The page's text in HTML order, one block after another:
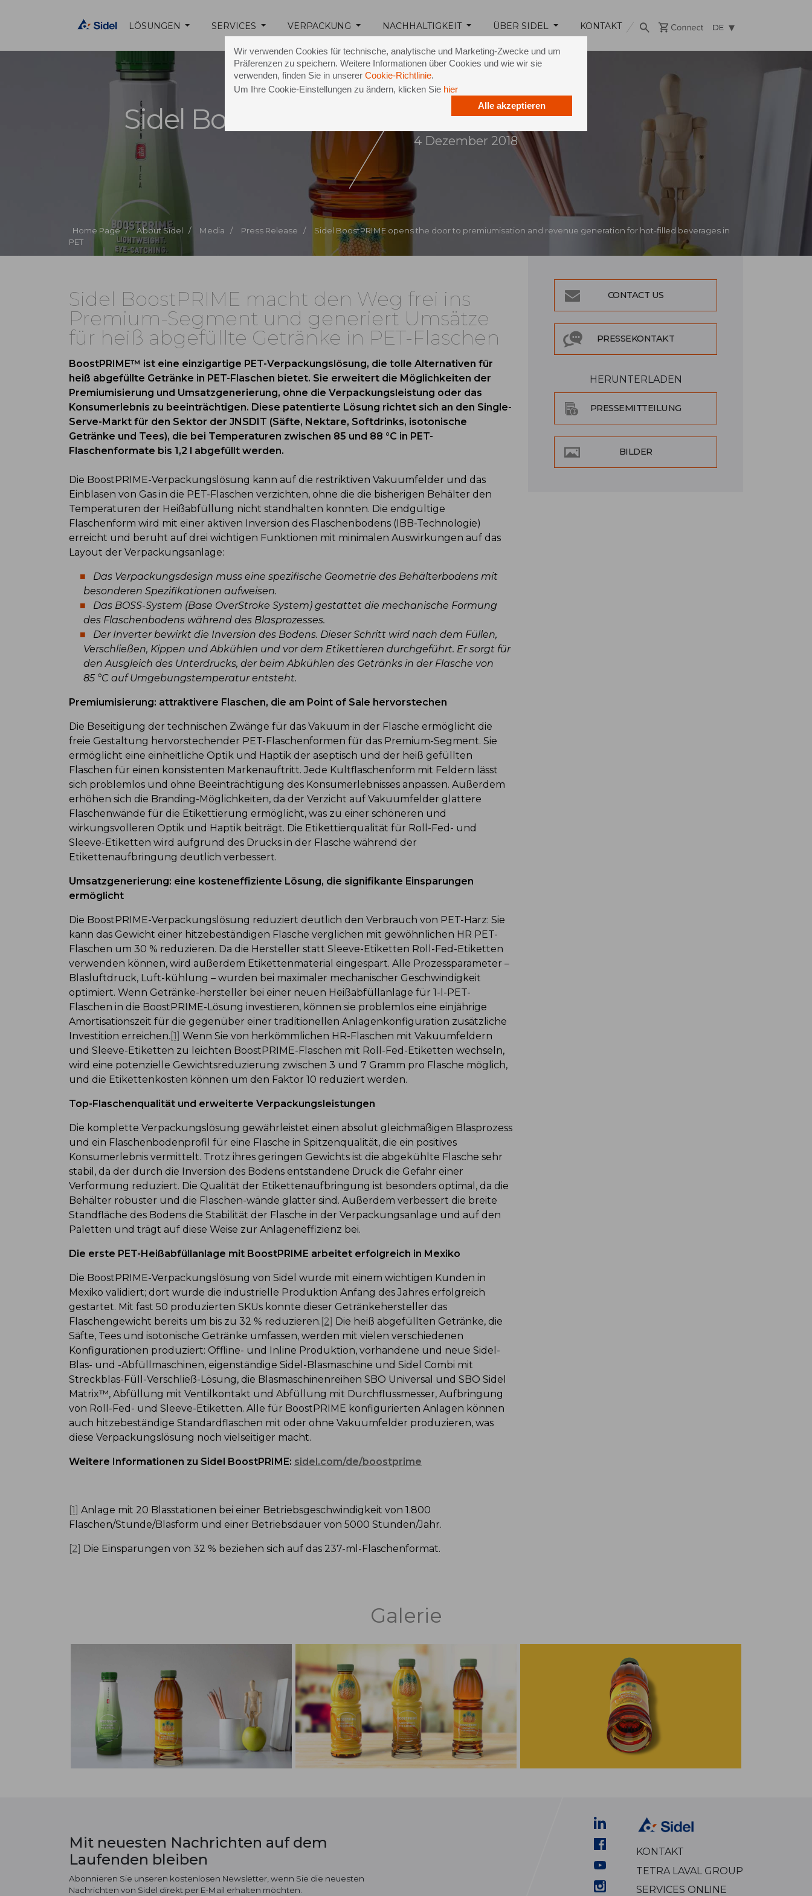
Wir verwenden Cookies für technische, analytische und Marketing-Zwecke und um
Präferenzen zu speichern. Weitere Informationen über Cookies und wie wir sie
verwenden, finden Sie in unserer Cookie-Richtlinie.
Um Ihre Cookie-Einstellungen zu ändern, klicken Sie hier
Alle akzeptieren
LÖSUNGEN SERVICES VERPACKUNG NACHHALTIGKEIT ÜBER SIDEL KONTAKT DE
Home Page / About Sidel / Media / Press Release /
Sidel BoostPRIME opens the door to premiumisation and revenue generation for hot-filled beverages in
PET
Sidel BoostPRIME
4 Dezember 2018
Sidel BoostPRIME macht den Weg frei ins
Premium-Segment und generiert Umsätze
für heiß abgefüllte Getränke in PET-Flaschen
BoostPRIME™ ist eine einzigartige PET-Verpackungslösung, die tolle Alternativen für
heiß abgefüllte Getränke in PET-Flaschen bietet. Sie erweitert die Möglichkeiten der
Premiumisierung und Umsatzgenerierung, ohne die Verpackungsleistung oder das
Konsumerlebnis zu beeinträchtigen. Diese patentierte Lösung richtet sich an den Single-
Serve-Markt für den Sektor der JNSDIT (Säfte, Nektare, Softdrinks, isotonische
Getränke und Tees), die bei Temperaturen zwischen 85 und 88 °C in PET-
Flaschenformate bis 1,2 l abgefüllt werden.
Die BoostPRIME-Verpackungslösung kann auf die restriktiven Vakuumfelder und das
Einblasen von Gas in die PET-Flaschen verzichten, ohne die die bisherigen Behälter den
Temperaturen der Heißabfüllung nicht standhalten konnten. Die endgültige
Flaschenform wird mit einer aktiven Inversion des Flaschenbodens (IBB-Technologie)
erreicht und beruht auf drei wichtigen Funktionen mit minimalen Auswirkungen auf das
Layout der Verpackungsanlage:
Das Verpackungsdesign muss eine spezifische Geometrie des Behälterbodens mit
besonderen Spezifikationen aufweisen.
Das BOSS-System (Base OverStroke System) gestattet die mechanische Formung
des Flaschenbodens während des Blasprozesses.
Der Inverter bewirkt die Inversion des Bodens. Dieser Schritt wird nach dem Füllen,
Verschließen, Kippen und Abkühlen und vor dem Etikettieren durchgeführt. Er sorgt für
den Ausgleich des Unterdrucks, der beim Abkühlen des Getränks in der Flasche von
85 °C auf Umgebungstemperatur entsteht.
Premiumisierung: attraktivere Flaschen, die am Point of Sale hervorstechen
Die Beseitigung der technischen Zwänge für das Vakuum in der Flasche ermöglicht die
freie Gestaltung hervorstechender PET-Flaschenformen für das Premium-Segment. Sie
ermöglicht eine einheitliche Optik und Haptik der aseptisch und der heiß gefüllten
Flaschen für einen konsistenten Markenauftritt. Jede Kultflaschenform mit Feldern lässt
sich problemlos und ohne Beeinträchtigung des Konsumerlebnisses anpassen. Außerdem
erhöhen sich die Branding-Möglichkeiten, da der Verzicht auf Vakuumfelder glattere
Flaschenwände für die Etikettierung ermöglicht, was zu einer schöneren und
wirkungsvolleren Optik und Haptik beiträgt. Die Etikettierqualität für Roll-Fed- und
Sleeve-Etiketten wird aufgrund des Drucks in der Flasche während der
Etikettenaufbringung deutlich verbessert.
Umsatzgenerierung: eine kosteneffiziente Lösung, die signifikante Einsparungen
ermöglicht
Die BoostPRIME-Verpackungslösung reduziert deutlich den Verbrauch von PET-Harz: Sie
kann das Gewicht einer hitzebeständigen Flasche verglichen mit gewöhnlichen HR PET-
Flaschen um 30 % reduzieren. Da die Hersteller statt Sleeve-Etiketten Roll-Fed-Etiketten
verwenden können, wird außerdem Etikettenmaterial eingespart. Alle Prozessparameter –
Blasluftdruck, Luft-kühlung – wurden bei maximaler mechanischer Geschwindigkeit
optimiert. Wenn Getränke-hersteller bei einer neuen Heißabfüllanlage für 1-l-PET-
Flaschen in die BoostPRIME-Lösung investieren, können sie problemlos eine einjährige
Amortisationszeit für die gegenüber einer traditionellen Anlagenkonfiguration zusätzliche
Investition erreichen. [1] Wenn Sie von herkömmlichen HR-Flaschen mit Vakuumfeldern
und Sleeve-Etiketten zu leichten BoostPRIME-Flaschen mit Roll-Fed-Etiketten wechseln,
wird eine potenzielle Gewichtsreduzierung zwischen 3 und 7 Gramm pro Flasche möglich,
und die Etikettenkosten können um den Faktor 10 reduziert werden.
Top-Flaschenqualität und erweiterte Verpackungsleistungen
Die komplette Verpackungslösung gewährleistet einen absolut gleichmäßigen Blasprozess
und ein Flaschenbodenprofil für eine Flasche in Spitzenqualität, die ein positives
Konsumerlebnis vermittelt. Trotz ihres geringen Gewichts ist die abgekühlte Flasche sehr
stabil, da der durch die Inversion des Bodens entstandene Druck die Gefahr einer
Verformung reduziert. Die Qualität der Etikettenaufbringung ist besonders optimal, da die
Behälter robuster und die Flaschen-wände glatter sind. Außerdem verbessert die breite
Standfläche des Bodens die Stabilität der Flasche in der Verpackungsanlage und auf den
Paletten und trägt auf diese Weise zur Anlageneffizienz bei.
Die erste PET-Heißabfüllanlage mit BoostPRIME arbeitet erfolgreich in Mexiko
Die BoostPRIME-Verpackungslösung von Sidel wurde mit einem wichtigen Kunden in
Mexiko validiert; dort wurde die industrielle Produktion Anfang des Jahres erfolgreich
gestartet. Mit fast 50 produzierten SKUs konnte dieser Getränkehersteller das
Flaschengewicht bereits um bis zu 32 % reduzieren. [2] Die heiß abgefüllten Getränke, die
Säfte, Tees und isotonische Getränke umfassen, werden mit vielen verschiedenen
Konfigurationen produziert: Offline- und Inline Produktion, vorhandene und neue Sidel-
Blas- und -Abfüllmaschinen, eigenständige Sidel-Blasmaschine und Sidel Combi mit
Streckblas-Füll-Verschließ-Lösung, die Blasmaschinenreihen SBO Universal und SBO Sidel
Matrix™, Abfüllung mit Ventilkontakt und Abfüllung mit Durchflussmesser, Aufbringung
von Roll-Fed- und Sleeve-Etiketten. Alle für BoostPRIME konfigurierten Anlagen können
auch hitzebeständige Standardflaschen mit oder ohne Vakuumfelder produzieren, was
diese Verpackungslösung noch vielseitiger macht.
Weitere Informationen zu Sidel BoostPRIME: sidel.com/de/boostprime
[1] Anlage mit 20 Blasstationen bei einer Betriebsgeschwindigkeit von 1.800
Flaschen/Stunde/Blasform und einer Betriebsdauer von 5000 Stunden/Jahr.
[2] Die Einsparungen von 32 % beziehen sich auf das 237-ml-Flaschenformat.
CONTACT US
PRESSEKONTAKT
HERUNTERLADEN
PRESSEMITTEILUNG
BILDER
Galerie
Mit neuesten Nachrichten auf dem
Laufenden bleiben
Abonnieren Sie unseren kostenlosen Newsletter, wenn Sie die neuesten
Nachrichten von Sidel direkt per E-Mail erhalten möchten.
KONTAKT
TETRA LAVAL GROUP
SERVICES ONLINE